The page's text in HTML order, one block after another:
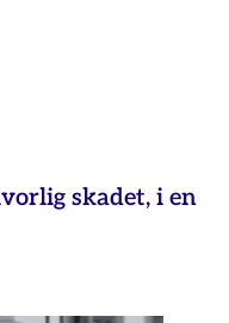
skadet, i en